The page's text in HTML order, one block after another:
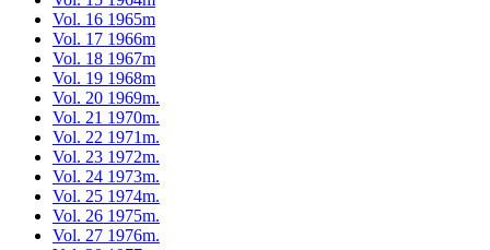
Vol. 16 1965m
Vol. 17 1966m
Vol. 18 1967m
Vol. 19 1968m
Vol. 20 1969m.
Vol. 21 1970m.
Vol. 22 1971m.
Vol. 23 1972m.
Vol. 24 1973m.
Vol. 25 1974m.
Vol. 26 1975m.
Vol. 27 1976m.